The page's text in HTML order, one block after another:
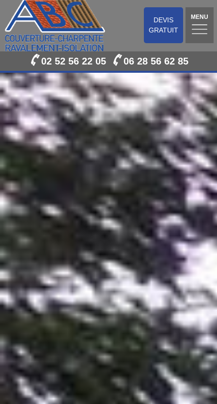
DEVIS
GRATUIT
MENU
02 52 56 22 05 06 28 56 62 85